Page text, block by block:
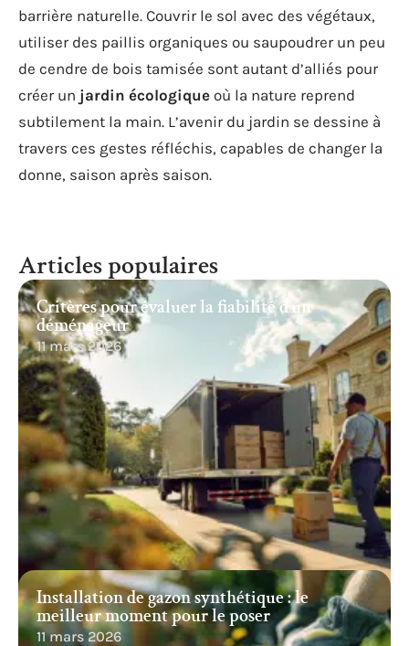
barrière naturelle. Couvrir le sol avec des végétaux,
utiliser des paillis organiques ou saupoudrer un peu
de cendre de bois tamisée sont autant d’alliés pour
créer un jardin écologique où la nature reprend
subtilement la main. L’avenir du jardin se dessine à
travers ces gestes réfléchis, capables de changer la
donne, saison après saison.
Articles populaires
Critères pour évaluer la fiabilité d’un
déménageur
11 mars 2026
Installation de gazon synthétique : le
meilleur moment pour le poser
11 mars 2026